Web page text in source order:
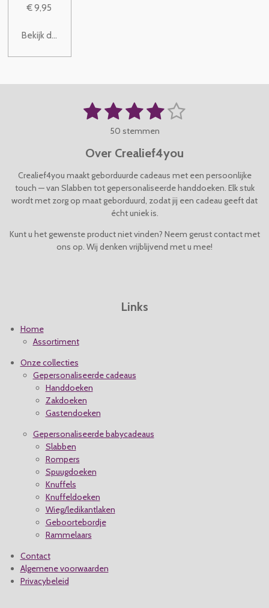
€ 9,95
Bekijk details
4
1
t
e
r
2
s
t
e
r
r
e
n
3
s
t
e
r
r
e
n
4
s
t
e
r
r
e
n
5
t
e
r
r
e
n
n
50 stemmen
Over Crealief4you
Crealief4you maakt geborduurde cadeaus met een persoonlijke
touch — van Slabben tot gepersonaliseerde handdoeken. Elk stuk
wordt met zorg op maat geborduurd, zodat jij een cadeau geeft dat
écht uniek is.
Kunt u het gewenste product niet vinden? Neem gerust contact met
ons op. Wij denken vrijblijvend met u mee!
Links
Home
Assortiment
Onze collecties
Gepersonaliseerde cadeaus
Handdoeken
Zakdoeken
Gastendoeken
Gepersonaliseerde babycadeaus
Slabben
Rompers
Spuugdoeken
Knuffels
Knuffeldoeken
Wieg/ledikantlaken
Geboortebordje
Rammelaars
Contact
Algemene voorwaarden
Privacybeleid